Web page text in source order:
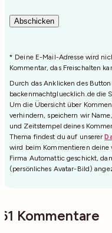
* Deine E-Mail-Adresse wird
Kommentar, das Freischalten
Durch das Anklicken des
backenmachtgluecklich.de die
Um die Übersicht über
verhindern, speichern wir
und Zeitstempel deines
Thema findest du auf unserer
wird beim Kommentieren deine
Firma Automattic geschickt,
(persönliches Avatar-Bild)
61 Kommentare